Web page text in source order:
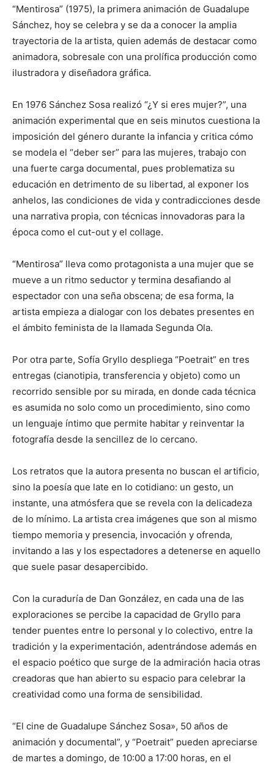
“Mentirosa” (1975), la primera animación de Guadalupe
Sánchez, hoy se celebra y se da a conocer la amplia
trayectoria de la artista, quien además de destacar como
animadora, sobresale con una prolífica producción como
ilustradora y diseñadora gráfica.
En 1976 Sánchez Sosa realizó “¿Y si eres mujer?”, una
animación experimental que en seis minutos cuestiona la
imposición del género durante la infancia y critica cómo
se modela el “deber ser” para las mujeres, trabajo con
una fuerte carga documental, pues problematiza su
educación en detrimento de su libertad, al exponer los
anhelos, las condiciones de vida y contradicciones desde
una narrativa propia, con técnicas innovadoras para la
época como el cut-out y el collage.
“Mentirosa” lleva como protagonista a una mujer que se
mueve a un ritmo seductor y termina desafiando al
espectador con una seña obscena; de esa forma, la
artista empieza a dialogar con los debates presentes en
el ámbito feminista de la llamada Segunda Ola.
Por otra parte, Sofía Gryllo despliega “Poetrait” en tres
entregas (cianotipia, transferencia y objeto) como un
recorrido sensible por su mirada, en donde cada técnica
es asumida no solo como un procedimiento, sino como
un lenguaje íntimo que permite habitar y reinventar la
fotografía desde la sencillez de lo cercano.
Los retratos que la autora presenta no buscan el artificio,
sino la poesía que late en lo cotidiano: un gesto, un
instante, una atmósfera que se revela con la delicadeza
de lo mínimo. La artista crea imágenes que son al mismo
tiempo memoria y presencia, invocación y ofrenda,
invitando a las y los espectadores a detenerse en aquello
que suele pasar desapercibido.
Con la curaduría de Dan González, en cada una de las
exploraciones se percibe la capacidad de Gryllo para
tender puentes entre lo personal y lo colectivo, entre la
tradición y la experimentación, adentrándose además en
el espacio poético que surge de la admiración hacia otras
creadoras que han abierto su espacio para celebrar la
creatividad como una forma de sensibilidad.
“El cine de Guadalupe Sánchez Sosa», 50 años de
animación y documental”, y “Poetrait” pueden apreciarse
de martes a domingo, de 10:00 a 17:00 horas, en el